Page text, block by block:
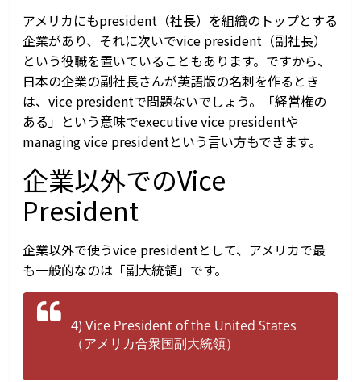
アメリカにもpresident（社長）を組織のトップとする
企業があり、それに次いでvice president（副社長）
という役職を置いていることもあります。ですから、
日本の企業の副社長さんが英語版の名刺を作るとき
は、vice presidentで問題ないでしょう。「経営権の
ある」という意味でexecutive vice presidentや
managing vice presidentという言い方もできます。
企業以外でのVice
President
企業以外で使うvice presidentとして、アメリカで最
も一般的なのは「副大統領」です。
4) Vice President of the United States
（アメリカ合衆国副大統領）